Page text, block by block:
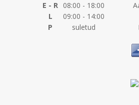
E - R 08:00 - 18:00
L
09:00 - 14:00
P
suletud